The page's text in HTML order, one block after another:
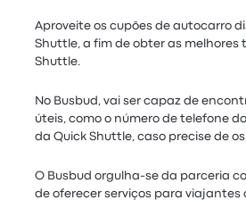
Aproveite os cupões de autocarro
Shuttle, a fim de obter as melhores
Shuttle.
No Busbud, vai ser capaz de
úteis, como o número de telefone
da Quick Shuttle, caso precise de
O Busbud orgulha-se da parceria
de oferecer serviços para viajantes